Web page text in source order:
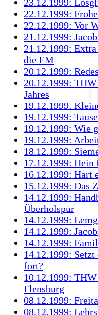
23.12.1999:
22.12.1999:
22.12.1999: Vor
21.12.1999:
21.12.1999:
die EM
20.12.1999:
20.12.1999:
Jahres
19.12.1999:
19.12.1999:
19.12.1999: Wie
19.12.1999:
18.12.1999:
17.12.1999: Hein
16.12.1999: Hart
15.12.1999: Das
14.12.1999:
Überholspur
14.12.1999:
14.12.1999:
14.12.1999:
14.12.1999:
fort?
10.12.1999:
Flensburg
08.12.1999:
08.12.1999: